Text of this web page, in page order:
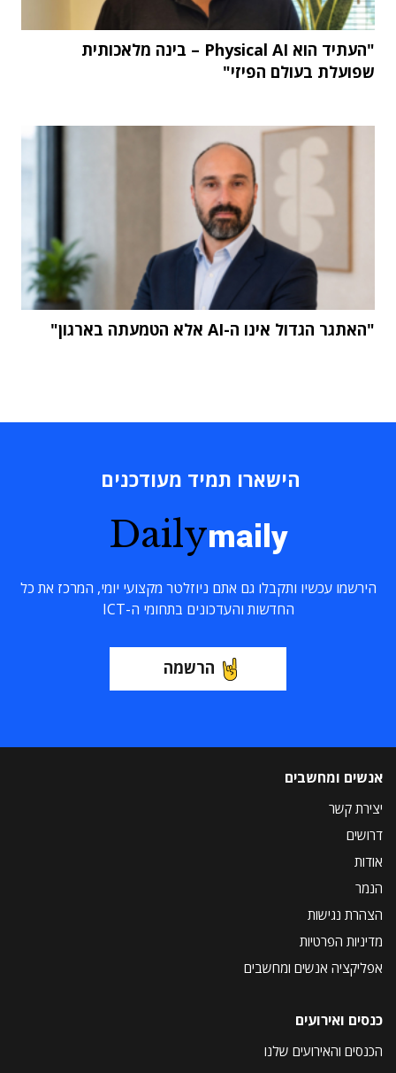
"העתיד הוא Physical AI – בינה מלאכותית
שפועלת בעולם הפיזי"
"האתגר הגדול אינו ה-AI אלא הטמעתה בארגון"
הישארו תמיד מעודכנים
Dailymaily
הירשמו עכשיו ותקבלו גם אתם ניוזלטר מקצועי יומי, המרכז את כל
החדשות והעדכונים בתחומי ה-ICT
הרשמה
אנשים ומחשבים
יצירת קשר
דרושים
אודות
הנמר
הצהרת נגישות
מדיניות הפרטיות
אפליקציה אנשים ומחשבים
כנסים ואירועים
הכנסים והאירועים שלנו